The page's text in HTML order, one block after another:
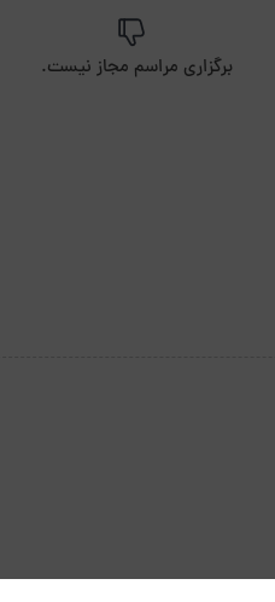
برگزاری مراسم مجاز نیست.